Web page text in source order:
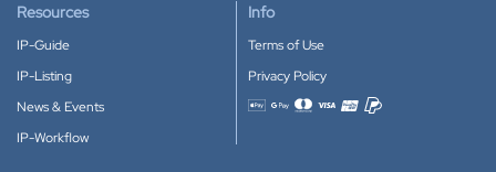
Resources
IP-Guide
IP-Listing
News & Events
IP-Workflow
Info
Terms of Use
Privacy Policy
Accepted payment methods